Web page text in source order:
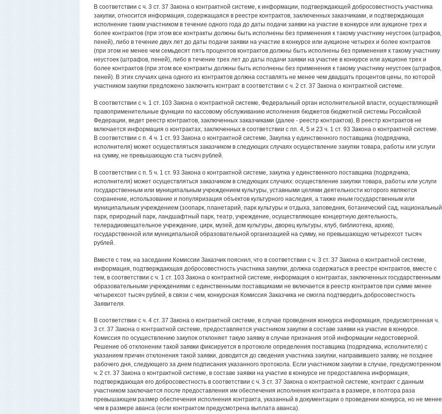
В соответствии с ч. 3 ст. 37 Закона о контрактной системе, к информации, подтверждающей добросовестность участника
закупки, относится информация, содержащаяся в реестре контрактов, заключенных заказчиками, и подтверждающая
исполнение таким участником в течение одного года до даты подачи заявки на участие в конкурсе или аукционе трех и
более контрактов (при этом все контракты должны быть исполнены без применения к такому участнику неустоек (штрафов,
пеней), либо в течение двух лет до даты подачи заявки на участие в конкурсе или аукционе четырех и более контрактов
(при этом не менее чем семьдесят пять процентов контрактов должны быть исполнены без применения к такому участнику
неустоек (штрафов, пеней), либо в течение трех лет до даты подачи заявки на участие в конкурсе или аукционе трех и
более контрактов (при этом все контракты должны быть исполнены без применения к такому участнику неустоек (штрафов,
пеней). В этих случаях цена одного из контрактов должна составлять не менее чем двадцать процентов цены, по которой
участником закупки предложено заключить контракт в соответствии с ч. 2 ст. 37 Закона о контрактной системе.
В соответствии с ч. 1 ст. 103 Закона о контрактной системе, Федеральный орган исполнительной власти, осуществляющий
правоприменительные функции по кассовому обслуживанию исполнения бюджетов бюджетной системы Российской
Федерации, ведет реестр контрактов, заключенных заказчиками (далее - реестр контрактов). В реестр контрактов не
включается информация о контрактах, заключенных в соответствии с пп. 4, 5 и 23 ч. 1 ст. 93 Закона о контрактной системе.
В соответствии с п. 4 ч. 1 ст. 93 Закона о контрактной системе, Закупка у единственного поставщика (подрядчика,
исполнителя) может осуществляться заказчиком в следующих случаях осуществление закупки товара, работы или услуги
на сумму, не превышающую ста тысяч рублей.
В соответствии с п. 5 ч. 1 ст. 93 Закона о контрактной системе, закупка у единственного поставщика (подрядчика,
исполнителя) может осуществляться заказчиком в следующих случаях: осуществление закупки товара, работы или услуги
государственным или муниципальным учреждением культуры, уставными целями деятельности которого являются
сохранение, использование и популяризация объектов культурного наследия, а также иным государственным или
муниципальным учреждением (зоопарк, планетарий, парк культуры и отдыха, заповедник, ботанический сад, национальный
парк, природный парк, ландшафтный парк, театр, учреждение, осуществляющее концертную деятельность,
телерадиовещательное учреждение, цирк, музей, дом культуры, дворец культуры, клуб, библиотека, архив),
государственной или муниципальной образовательной организацией на сумму, не превышающую четырехсот тысяч
рублей.
Вместе с тем, на заседании Комиссии Заказчик пояснил, что в соответствии с ч. 3 ст. 37 Закона о контрактной системе,
информация, подтверждающая добросовестность участника закупки, должна содержаться в реестре контрактов, вместе с
тем, в соответствии с ч. 1 ст. 103 Закона о контрактной системе, информация о контрактах, заключенных государственными
образовательными учреждениями с единственными поставщиками не включается в реестр контрактов при сумме менее
четырехсот тысяч рублей, в связи с чем, конкурсная Комиссия Заказчика не смогла подтвердить добросовестность
Заявителя.
В соответствии с ч. 4 ст. 37 Закона о контрактной системе, в случае проведения конкурса информация, предусмотренная ч.
3 ст. 37 Закона о контрактной системе, предоставляется участником закупки в составе заявки на участие в конкурсе.
Комиссия по осуществлению закупок отклоняет такую заявку в случае признания этой информации недостоверной.
Решение об отклонении такой заявки фиксируется в протоколе определения поставщика (подрядчика, исполнителя) с
указанием причин отклонения такой заявки, доводится до сведения участника закупки, направившего заявку, не позднее
рабочего дня, следующего за днем подписания указанного протокола. Если участником закупки в случае, предусмотренном
ч. 2 ст. 37 Закона о контрактной системе, в составе заявки на участие в конкурсе не предоставлена информация,
подтверждающая его добросовестность в соответствии с ч. 3 ст. 37 Закона о контрактной системе, контракт с данным
участником заключается после предоставления им обеспечения исполнения контракта в размере, в полтора раза
превышающем размер обеспечения исполнения контракта, указанный в документации о проведении конкурса, но не менее
чем в размере аванса (если контрактом предусмотрена выплата аванса).